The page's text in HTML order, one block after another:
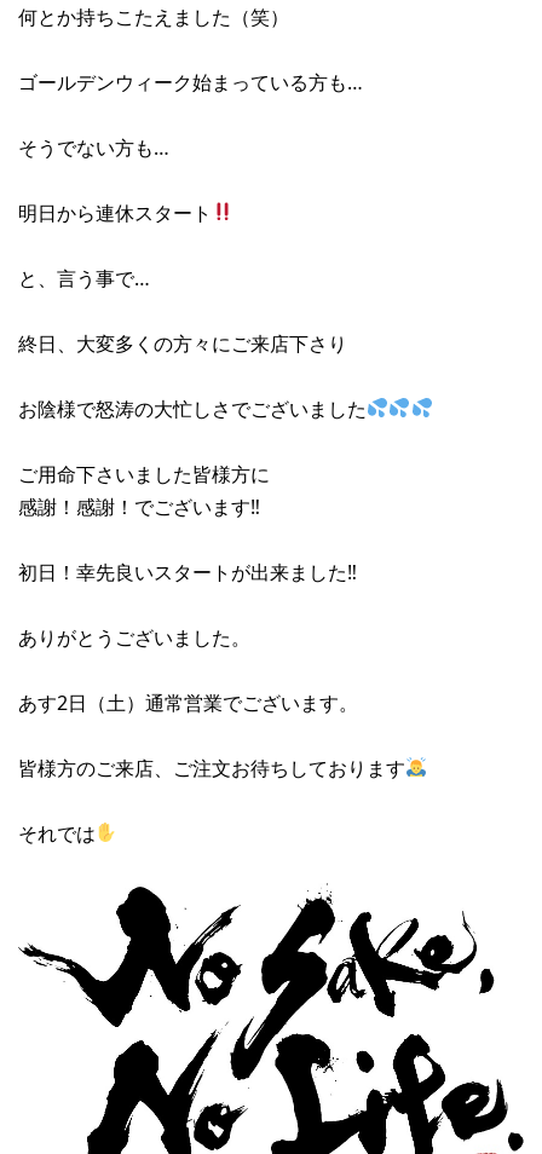
何とか持ちこたえました（笑）
ゴールデンウィーク始まっている方も…
そうでない方も…
明日から連休スタート
と、言う事で…
終日、大変多くの方々にご来店下さり
お陰様で怒涛の大忙しさでございました
ご用命下さいました皆様方に
感謝！感謝！でございます‼︎
初日！幸先良いスタートが出来ました‼︎
ありがとうございました。
あす2日（土）通常営業でございます。
皆様方のご来店、ご注文お待ちしております
それでは